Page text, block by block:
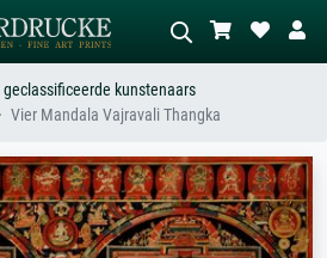
– bijv.
Beschrijf de scène – bijv. groene
weide, abstract met veel rood, donker
olieverfschilderij, staand naakt naast
een boom.
geclassificeerde kunstenaars
Vier Mandala Vajravali Thangka